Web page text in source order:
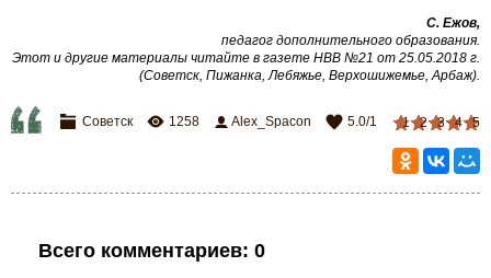
С. Ежов,
педагог дополнительного образования.
Этот и другие материалы читайте в газете НВВ №21 от 25.05.2018 г.
(Советск, Пижанка, Лебяжье, Верхошижемье, Арбаж).
1 2 3 4 5
Советск 1258 Alex_Spacon 5.0/1
Всего комментариев: 0